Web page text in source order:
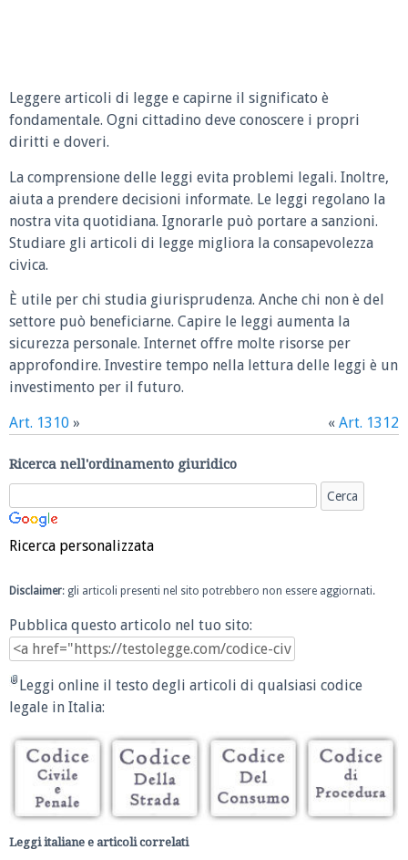
Leggere articoli di legge e capirne il significato è
fondamentale. Ogni cittadino deve conoscere i propri
diritti e doveri.
La comprensione delle leggi evita problemi legali. Inoltre,
aiuta a prendere decisioni informate. Le leggi regolano la
nostra vita quotidiana. Ignorarle può portare a sanzioni.
Studiare gli articoli di legge migliora la consapevolezza
civica.
È utile per chi studia giurisprudenza. Anche chi non è del
settore può beneficiarne. Capire le leggi aumenta la
sicurezza personale. Internet offre molte risorse per
approfondire. Investire tempo nella lettura delle leggi è un
investimento per il futuro.
Art. 1310 » « Art. 1312
Ricerca nell'ordinamento giuridico
Ricerca personalizzata
Disclaimer: gli articoli presenti nel sito potrebbero non essere aggiornati.
Pubblica questo articolo nel tuo sito:
Leggi online il testo degli articoli di qualsiasi codice
legale in Italia:
Leggi italiane e articoli correlati